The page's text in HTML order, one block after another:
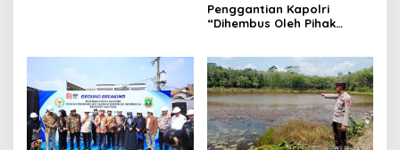
Penggantian Kapolri
“Dihembus Oleh Pihak